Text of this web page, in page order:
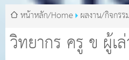
วิทยากร ครู ข ผู้เ
หน้าหลัก/Home ผลงาน/กิจกร
ผู้เล่าประวัติศาสตร์ชาติไทยประจำท้อ